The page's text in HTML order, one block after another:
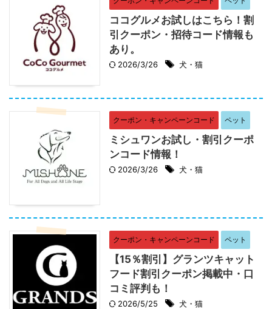
ココグルメお試しはこちら！割
引クーポン・招待コード情報も
あり。
2026/3/26 犬・猫
クーポン・キャンペーンコード ペット
ミシュワンお試し・割引クーポ
ンコード情報！
2026/3/26 犬・猫
クーポン・キャンペーンコード ペット
【15％割引】グランツキャット
フード割引クーポン掲載中・口
コミ評判も！
2026/5/25 犬・猫